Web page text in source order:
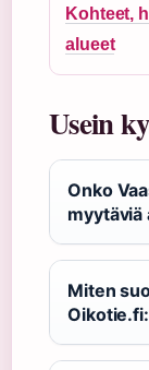
Kohteet,
alueet
Usein
Onko
myytäviä
Miten